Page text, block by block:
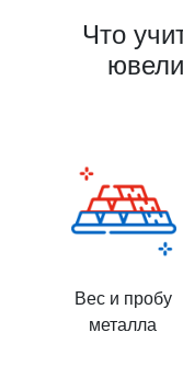
Что
Вес и пробу
металла